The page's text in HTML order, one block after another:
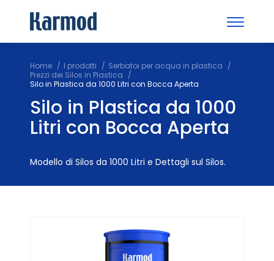
Home I prodotti
Serbatoi per acqua in plastica
Prezzi dei Silos in Plastica
Silo in Plastica da 1000 Litri con Bocca Aperta
Silo in Plastica da 1000
Litri con Bocca Aperta
Modello di Silos da 1000 Litri e Dettagli sul Silos.